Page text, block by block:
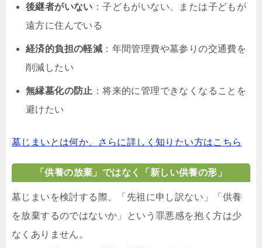
後継者がいない ：子どもがいない、または子どもが
遠方に住んでいる
経済的負担の軽減 ：年間管理費や墓参りの交通費を
削減したい
無縁墓化の防止 ：将来的に管理できなくなることを
避けたい
墓じまいとは何か、さらに詳しく知りたい方はこちら
「供養の放棄」ではなく「新しい供養の形」
墓じまいを検討する際、「先祖に申し訳ない」「供養
を放棄するのではないか」という罪悪感を抱く方は少
なくありません。